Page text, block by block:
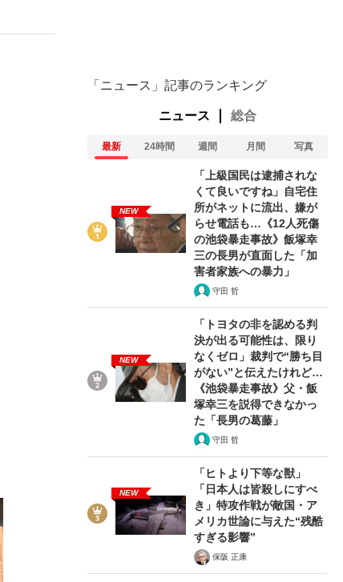
「ニュース」記事のランキング
ニュース 総合
最新 24時間 週間 月間 写真
NEW
「上級国民は逮捕されな
くて良いですね」自宅住
所がネットに流出、嫌が
らせ電話も…《12人死傷
の池袋暴走事故》飯塚幸
三の長男が直面した「加
害者家族への暴力」
守田 哲
NEW
「トヨタの非を認める判
決が出る可能性は、限り
なくゼロ」裁判で“勝ち目
がない”と伝えたけれど…
《池袋暴走事故》父・飯
塚幸三を説得できなかっ
た「長男の葛藤」
守田 哲
NEW
「ヒトより下等な獣」
「日本人は皆殺しにすべ
き」特攻作戦が敵国・ア
メリカ世論に与えた“残酷
すぎる影響”
保阪 正康